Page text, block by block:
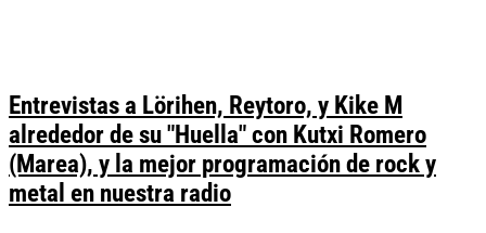
Entrevistas a Lörihen, Reytoro, y Kike M
alrededor de su "Huella" con Kutxi Romero
(Marea), y la mejor programación de rock y
metal en nuestra radio